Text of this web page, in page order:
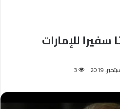
سفيرا للإمارات
3